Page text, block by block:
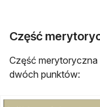
Część
Część merytoryczna
dwóch punktów: